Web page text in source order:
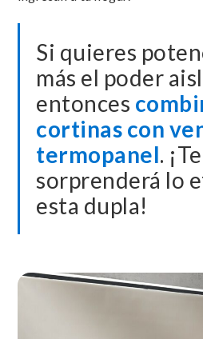
Si quieres
más el poder
entonces
cortinas con
termopanel. ¡Te
sorprenderá lo
esta dupla!